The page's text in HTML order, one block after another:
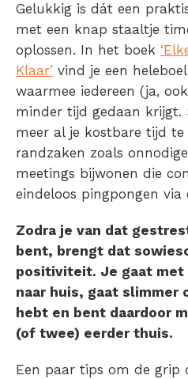
Gelukkig is dát een
met een knap staaltje
oplossen. In het boek
Klaar’ vind je een
waarmee iedereen (ja,
minder tijd gedaan krijgt.
meer al je kostbare tijd te
randzaken zoals
meetings bijwonen die
eindeloos pingpongen via
Zodra je van dat
bent, brengt dat
positiviteit. Je gaat met
naar huis, gaat slimmer
hebt en bent daardoor
(of twee) eerder thuis.
Een paar tips om de grip